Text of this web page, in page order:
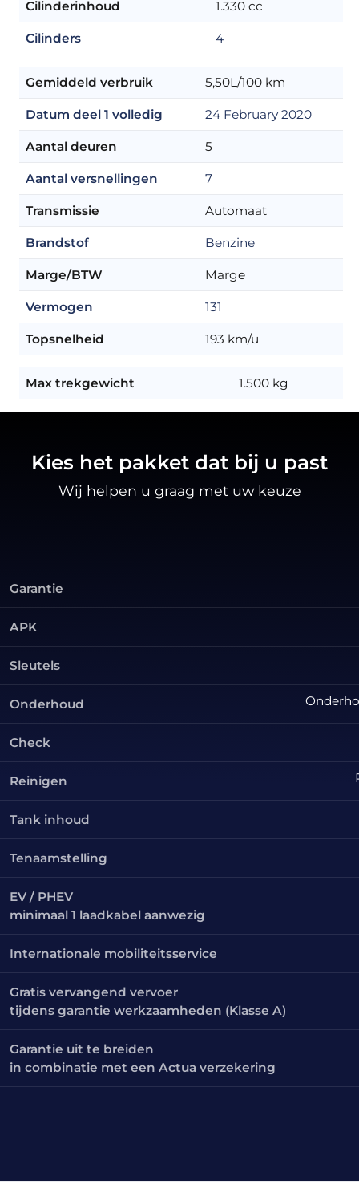
Cilinderinhoud 1.330 cc
Cilinders 4
Gemiddeld verbruik 5,50L/100 km
Datum deel 1 volledig 24 February 2020
Aantal deuren 5
Aantal versnellingen 7
Transmissie Automaat
Brandstof Benzine
Marge/BTW Marge
Vermogen 131
Topsnelheid 193 km/u
Max trekgewicht 1.500 kg
Kies het pakket dat bij u past
Wij helpen u graag met uw keuze
Garantie
APK
Sleutels
Onderhoud
Check
Reinigen
Tank inhoud
Tenaamstelling
EV / PHEV
minimaal 1 laadkabel aanwezig
Internationale mobiliteitsservice
Gratis vervangend vervoer
tijdens garantie werkzaamheden (Klasse A)
Garantie uit te breiden
in combinatie met een Actua verzekering